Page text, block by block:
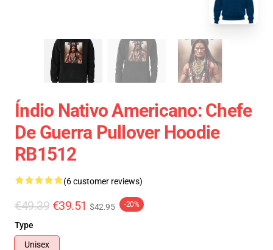
Índio Nativo Americano: Chefe
De Guerra Pullover Hoodie
RB1512
(6 customer reviews)
€49.39 €39.51 $42.95 -20%
Type
Unisex